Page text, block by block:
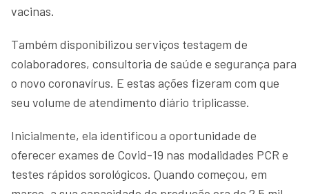
vacinas.
Também disponibilizou serviços testagem de
colaboradores, consultoria de saúde e segurança para
o novo coronavírus. E estas ações fizeram com que
seu volume de atendimento diário triplicasse.
Inicialmente, ela identificou a oportunidade de
oferecer exames de Covid-19 nas modalidades PCR e
testes rápidos sorológicos. Quando começou, em